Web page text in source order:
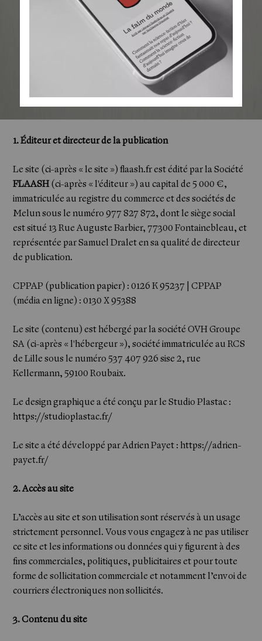
Newsletter
1. Éditeur et directeur de la publication
Le site (ci-après « le site »)flaash.frest édité par la Société
FLAASH(ci-après « l'éditeur ») au capital de 5 000 €,
immatriculée au registre du commerce et des sociétés de
Melun sous le numéro 977 827 872, dont le siège social
est situé 13 Rue Auguste Barbier, 77300 Fontainebleau, et
représentée par Samuel Dralet en sa qualité de directeur
de publication.
CPPAP (publication papier) : 0126 K 95237 | CPPAP
(média en ligne) : 0130 X 95388
Le site (contenu) est hébergé par la société OVH Groupe
SA (ci-après « l'hébergeur »), société immatriculée au RCS
de Lille sous le numéro 537 407 926 sise 2, rue
Kellermann, 59100 Roubaix.
Le design graphique a été conçu par le Studio Plastac :
https://studioplastac.fr/
Le site a été développé par Adrien Payet : https://adrien-
payet.fr/
2. Accès au site
L’accès au site et son utilisation sont réservés à un usage
strictement personnel. Vous vous engagez à ne pas utiliser
ce site et les informations ou données qui y figurent à des
fins commerciales, politiques, publicitaires et pour toute
forme de sollicitation commerciale et notamment l’envoi de
courriers électroniques non sollicités.
3. Contenu du site